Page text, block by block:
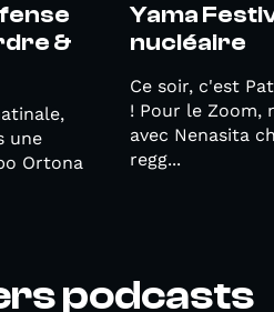
&
une
Ortona
Yama
nucléaire
Ce soir, c'est
! Pour le Zoom,
avec Nenasita
regg...
podcasts